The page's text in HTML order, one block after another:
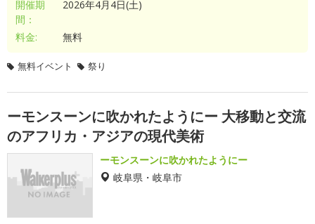
開催期
間：
2026年4月4日(土)
料金: 無料
無料イベント 祭り
ーモンスーンに吹かれたようにー 大移動と交流
のアフリカ・アジアの現代美術
ーモンスーンに吹かれたようにー
岐阜県・岐阜市